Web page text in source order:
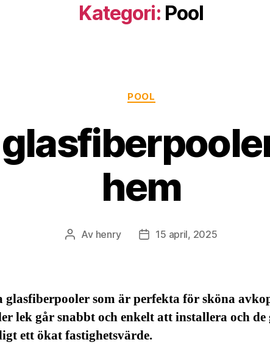
Kategori: Pool
Kategorier
POOL
hem
Inläggsförfattare
Av henry Inläggsdatum
15 april, 2025
glasfiberpooler som är perfekta för sköna
lek går snabbt och enkelt att installera och de
ett ökat fastighetsvärde.